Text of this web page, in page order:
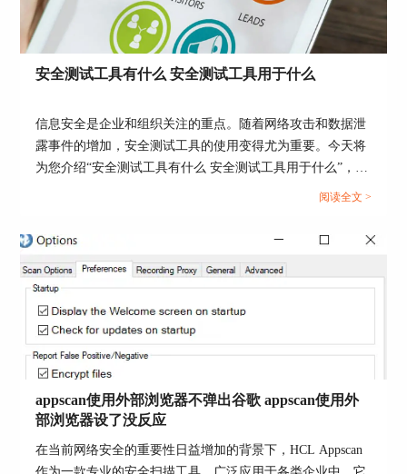
完全配置的设置项较web应用程序的扫描配置更丰
富，主要可通过【探索】区域选择探索站点的文件
类型，以及使用更多代理的ip地址，和更全面的策
2.扫描
待web应用程序扫描和完全配置设置完毕后，我们
便可开启扫描。扫描的时长与站点的大小有关，大
的站点需要扫描的时间较长，反之扫描时间会缩
短。
安全测试工具有什么 安全测试工具用于什么
信息安全是企业和组织关注的重点。随着网络攻击和数据泄
露事件的增加，安全测试工具的使用变得尤为重要。今天将
为您介绍“安全测试工具有什么 安全测试工具用于什么”，从
安全测试工具的种类、功能用途，以及Appscan是否适用于
阅读全文 >
appscan使用外部浏览器不弹出谷歌 appscan使用外
部浏览器设了没反应
在当前网络安全的重要性日益增加的背景下，HCL Appscan